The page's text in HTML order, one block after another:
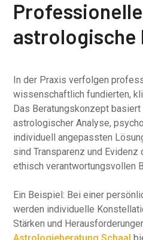
Professionelle
astrologische
In der Praxis verfolgen
wissenschaftlich fundierten,
Das Beratungskonzept
astrologischer Analyse,
individuell angepassten
sind Transparenz und
ethisch verantwortungsvollen
Ein Beispiel: Bei einer
werden individuelle
Stärken und